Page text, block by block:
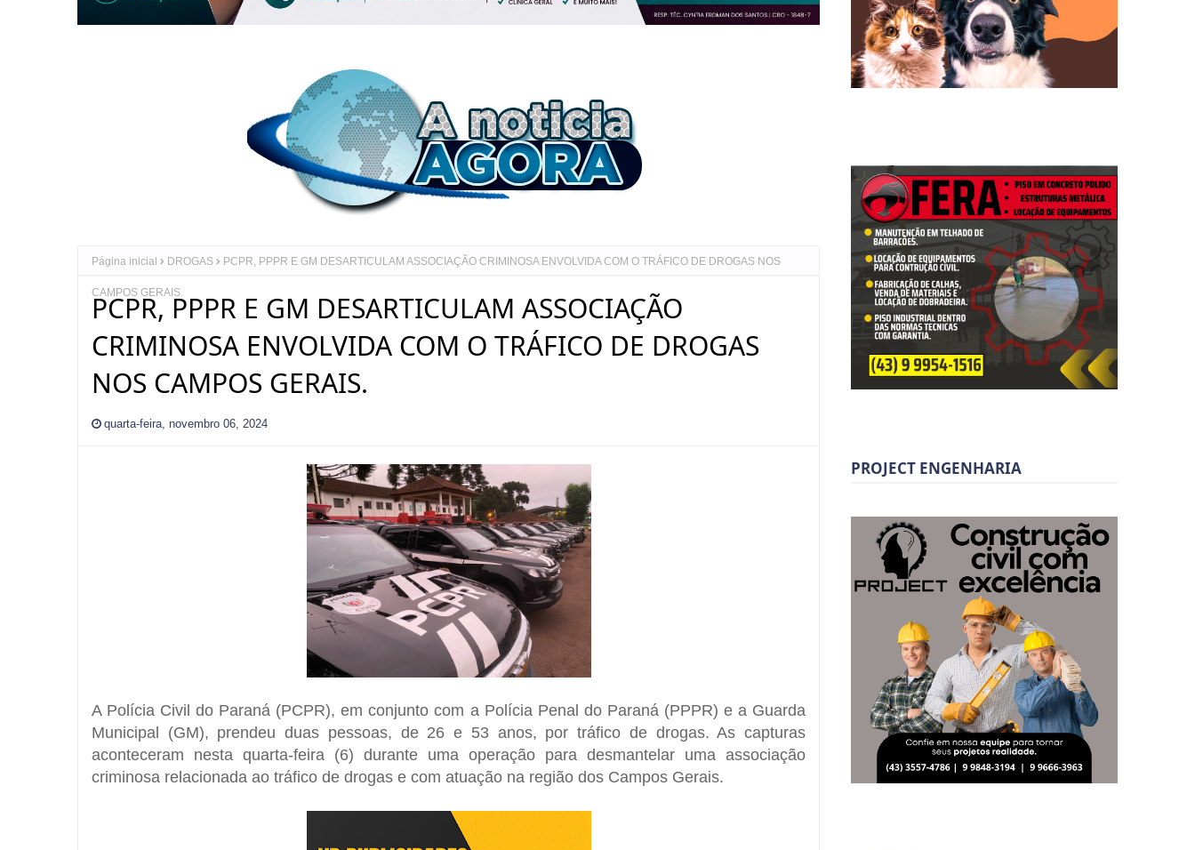
Página inicial DROGAS PCPR, PPPR E GM DESARTICULAM ASSOCIAÇÃO CRIMINOSA ENVOLVIDA COM O TRÁFICO DE DROGAS NOS
CAMPOS GERAIS.
PCPR, PPPR E GM DESARTICULAM ASSOCIAÇÃO
CRIMINOSA ENVOLVIDA COM O TRÁFICO DE DROGAS
NOS CAMPOS GERAIS.
quarta-feira, novembro 06, 2024
A Polícia Civil do Paraná (PCPR), em conjunto com a Polícia Penal do Paraná (PPPR) e a Guarda
Municipal (GM), prendeu duas pessoas, de 26 e 53 anos, por tráfico de drogas. As capturas
aconteceram nesta quarta-feira (6) durante uma operação para desmantelar uma associação
criminosa relacionada ao tráfico de drogas e com atuação na região dos Campos Gerais.
PROJECT ENGENHARIA